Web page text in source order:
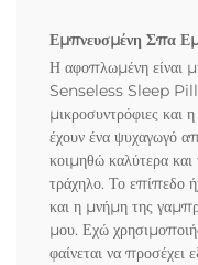
Εμπνευσμένη Σπα
Η αφοπλωμένη είναι
Senseless Sleep
μικροσυντρόφιες και
έχουν ένα ψυχαγωγό
κοιμηθώ καλύτερα
τράχηλο. Το επίπεδο
και η μνήμη της
μου. Εχώ
φαίνεται να προσέχει